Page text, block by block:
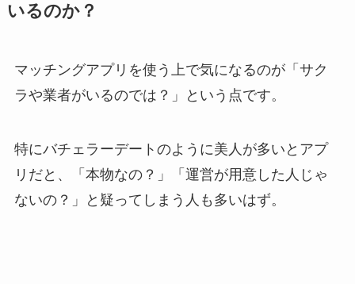
いるのか？
マッチングアプリを使う上で気になるのが「サク
ラや業者がいるのでは？」という点です。
特にバチェラーデートのように美人が多いとアプ
リだと、「本物なの？」「運営が用意した人じゃ
ないの？」と疑ってしまう人も多いはず。